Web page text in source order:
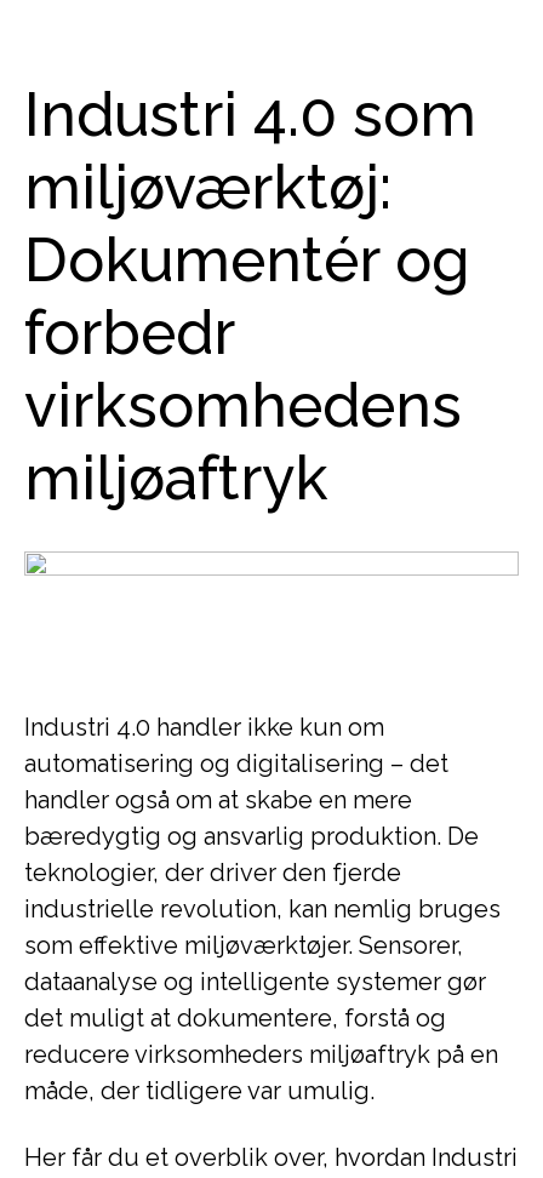
Industri 4.0 som
miljøværktøj:
Dokumentér og
forbedr
virksomhedens
miljøaftryk
Industri 4.0 handler ikke kun om
automatisering og digitalisering – det
handler også om at skabe en mere
bæredygtig og ansvarlig produktion. De
teknologier, der driver den fjerde
industrielle revolution, kan nemlig bruges
som effektive miljøværktøjer. Sensorer,
dataanalyse og intelligente systemer gør
det muligt at dokumentere, forstå og
reducere virksomheders miljøaftryk på en
måde, der tidligere var umulig.
Her får du et overblik over, hvordan Industri